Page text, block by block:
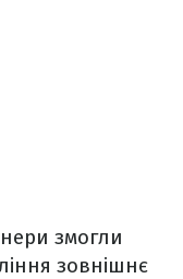
змогли
зовнішнє